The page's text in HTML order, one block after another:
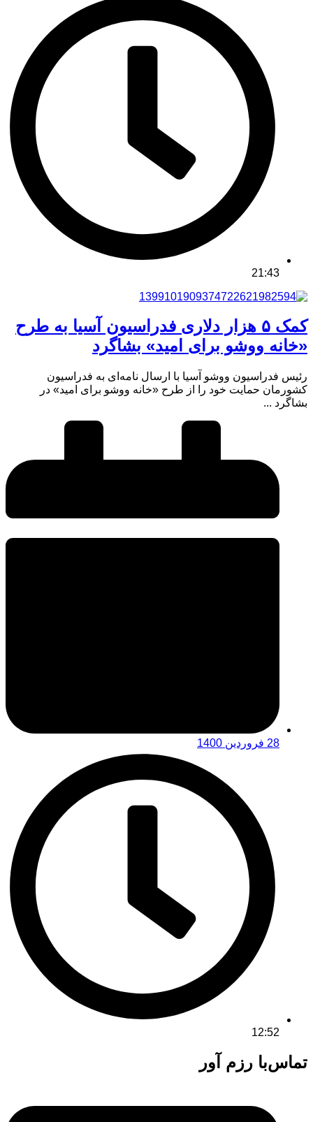
21:43
کمک ۵ هزار دلاری فدراسیون آسیا به طرح
«خانه ووشو برای امید» بشاگرد
رئیس فدراسیون ووشو آسیا با ارسال نامه‌ای به فدراسیون
کشورمان حمایت خود را از طرح «خانه ووشو برای امید» در
بشاگرد ...
28 فروردین 1400
12:52
تماس‌با رزم آور